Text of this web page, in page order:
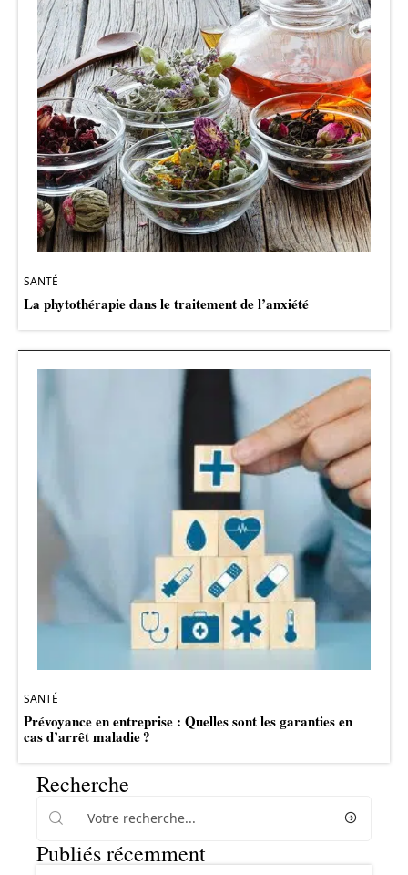
SANTÉ
La phytothérapie dans le traitement de l’anxiété
SANTÉ
Prévoyance en entreprise : Quelles sont les garanties en
cas d’arrêt maladie ?
Recherche
Publiés récemment